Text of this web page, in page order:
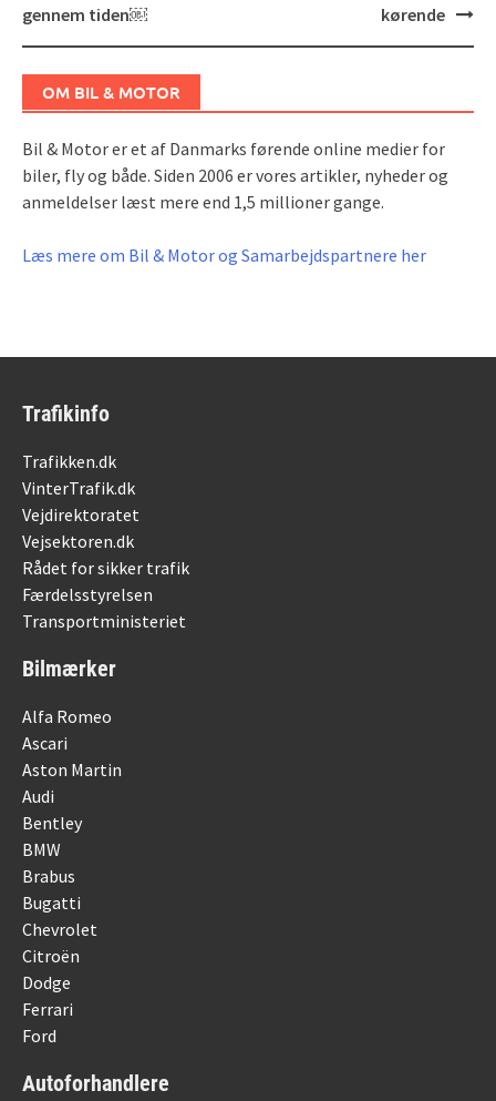
navigation
gennem tiden￼ kørende
OM BIL & MOTOR
Bil & Motor er et af Danmarks førende online medier for
biler, fly og både. Siden 2006 er vores artikler, nyheder og
anmeldelser læst mere end 1,5 millioner gange.
Læs mere om Bil & Motor og Samarbejdspartnere her
Trafikinfo
Trafikken.dk
VinterTrafik.dk
Vejdirektoratet
Vejsektoren.dk
Rådet for sikker trafik
Færdelsstyrelsen
Transportministeriet
Bilmærker
Alfa Romeo
Ascari
Aston Martin
Audi
Bentley
BMW
Brabus
Bugatti
Chevrolet
Citroën
Dodge
Ferrari
Ford
Autoforhandlere